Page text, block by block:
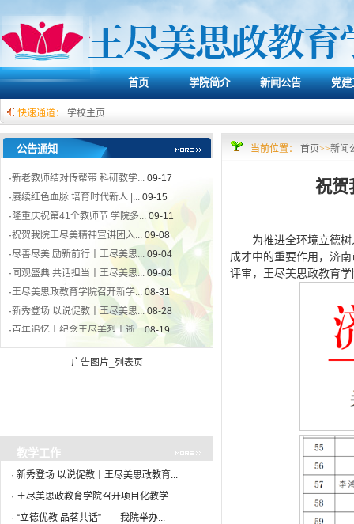
首页 学院简介 新闻公告 党建
快速通道： 学校主页
公告通知
赓续红色血脉 培育时代新人 |...
隆重庆祝第41个教师节 学院多... 09-11
·祝贺我院王尽美精神宣讲团入... 09-08
尽善尽美 励新前行丨王尽美思...
·同观盛典 共话担当丨王尽美思... 09-04
·王尽美思政教育学院召开新学... 08-31
·百年追忆丨纪念王尽美烈士逝... 08-19
新老教师结对传帮带 科研教学...
赓续红色血脉 培育时代新人 |...
隆重庆祝第41个教师节 学院多...
09-11
祝贺我院王尽美精神宣讲团入...
尽善尽美 励新前行丨王尽美思...
09-04
同观盛典 共话担当丨王尽美思...
王尽美思政教育学院召开新学...
新秀登场 以说促教丨王尽美思...
百年追忆丨纪念王尽美烈士逝...
广告图片_列表页
教学工作
· 新秀登场 以说促教丨王尽美思政教育...
· 王尽美思政教育学院召开项目化教学...
· “立德优教 品茗共话”——我院举办...
当前位置： 首页>>新闻
祝贺
为推进全环境立德
成才中的重要作用，济
评审，王尽美思政教育